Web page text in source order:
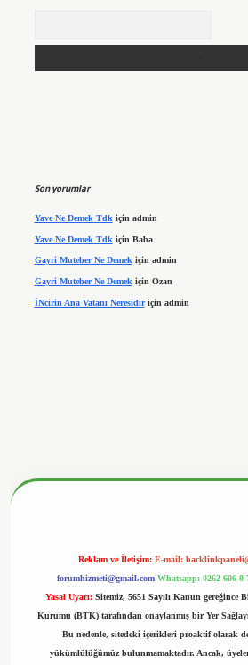
Son yorumlar
Yave Ne Demek Tdk için admin
Yave Ne Demek Tdk için Baba
Gayri Muteber Ne Demekiçin admin
Gayri Muteber Ne Demek için Ozan
İNcirin Ana Vatanı Neresidiriçin admin
Reklam ve İletişim: E-mail:
forumhizmeti@gmail.com Whatsapp: 0262 606 0
Yasal Uyarı: Sitemiz, 5651 Sayılı Kanun
Kurumu (BTK) tarafından onaylanmış bir Yer
Bu nedenle, sitedeki içerikleri proaktif olarak
yükümlülüğümüz bulunmamaktadır. Ancak,